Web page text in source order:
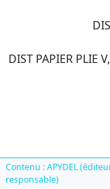
DIST PAPIER PLIE
Contenu : APYDEL
responsable)